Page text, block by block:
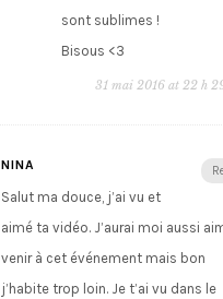
sont sublimes !
Bisous <3
31 mai 2016 at 22 h
NINA
Salut ma douce, j’ai vu et
aimé ta vidéo. J’aurai moi aussi
venir à cet événement mais bon
j’habite trop loin. Je t’ai vu dans le